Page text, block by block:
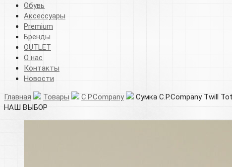
Обувь
Аксессуары
Premium
Бренды
OUTLET
О нас
Контакты
Новости
Главная Товары C.P.Company
Сумка C.P.Company Twill
НАШ ВЫБОР